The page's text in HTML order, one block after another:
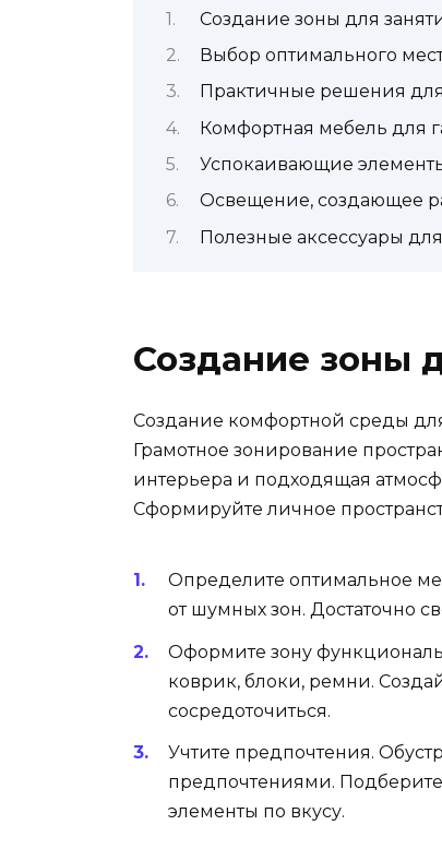
Создание зоны для
Выбор оптимального
Практичные решения
Комфортная мебель для
Успокаивающие
Освещение, создающее
Полезные аксессуары
Создание зоны
Создание комфортной среды
Грамотное зонирование
интерьера и подходящая
Сформируйте личное
Определите оптимальное
от шумных зон. Достаточно
Оформите зону
коврик, блоки, ремни.
сосредоточиться.
Учтите предпочтения.
предпочтениями.
элементы по вкусу.